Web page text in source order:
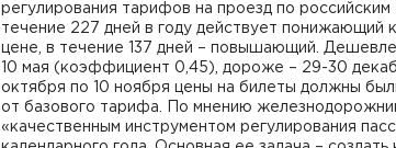
регулирования тарифов на проезд по
течение 227 дней в году действует понижающий
цене, в течение 137 дней – повышающий. Дешевле
10 мая (коэффициент 0,45), дороже – 29-30
октября по 10 ноября цены на билеты должны
от базового тарифа. По мнению
«качественным инструментом регулирования